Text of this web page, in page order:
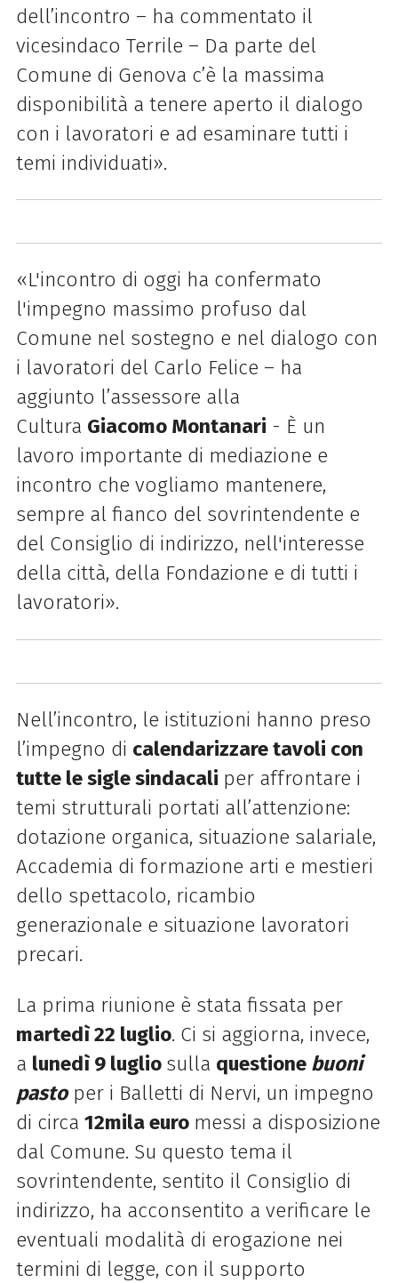
dell’incontro – ha commentato il
vicesindaco Terrile – Da parte del
Comune di Genova c’è la massima
disponibilità a tenere aperto il dialogo
con i lavoratori e ad esaminare tutti i
temi individuati».
«L'incontro di oggi ha confermato
l'impegno massimo profuso dal
Comune nel sostegno e nel dialogo con
i lavoratori del Carlo Felice – ha
aggiunto l’assessore alla
Cultura Giacomo Montanari - È un
lavoro importante di mediazione e
incontro che vogliamo mantenere,
sempre al fianco del sovrintendente e
del Consiglio di indirizzo, nell'interesse
della città, della Fondazione e di tutti i
lavoratori».
Nell’incontro, le istituzioni hanno preso
l’impegno di calendarizzare tavoli con
tutte le sigle sindacali per affrontare i
temi strutturali portati all’attenzione:
dotazione organica, situazione salariale,
Accademia di formazione arti e mestieri
dello spettacolo, ricambio
generazionale e situazione lavoratori
precari.
La prima riunione è stata fissata per
martedì 22 luglio. Ci si aggiorna, invece,
a lunedì 9 luglio sulla questione buoni
pastoper i Balletti di Nervi, un impegno
di circa 12mila euro messi a disposizione
dal Comune. Su questo tema il
sovrintendente, sentito il Consiglio di
indirizzo, ha acconsentito a verificare le
eventuali modalità di erogazione nei
termini di legge, con il supporto